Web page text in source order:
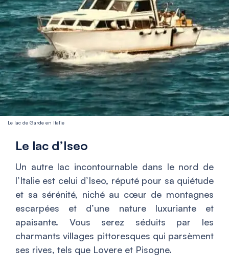
Le lac de Garde en Italie
Le lac d’Iseo
Un autre lac incontournable dans le nord de
l’Italie est celui d’Iseo, réputé pour sa quiétude
et sa sérénité, niché au cœur de montagnes
escarpées et d’une nature luxuriante et
apaisante. Vous serez séduits par les
charmants villages pittoresques qui parsèment
ses rives, tels que Lovere et Pisogne.